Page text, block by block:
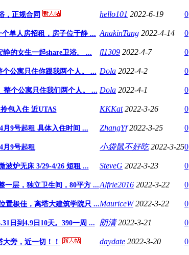
，正规合同 hello101 2022-6-19 0
个单人房招租，房子位于静 ... AnakinTang 2022-4-14 0
的女生一起share卫浴。 ... fl1309 2022-4-7 0
公寓只住你跟我两个人。 ... Dola 2022-4-2 0
整个公寓只住我们两个人。 ... Dola 2022-4-1 0
包入住 近UTAS KKKat 2022-3-26 0
9号起租 具体入住时间 ... ZhangYf 2022-3-25 0
月9号起租 小袋鼠不好吃 2022-3-250
波炉无床 3/29-4/26 短租 ... SteveG 2022-3-23 0
一层，独立卫生间，80平方 ...Alfrie2016 2022-3-22 0
置极佳，离塔大建筑学院只 ...MauriceW 2022-3-22 0
日到4.9日10天。390一周 ... 朗清 2022-3-21 0
大旁，近一切！！ daydate 2022-3-20 0